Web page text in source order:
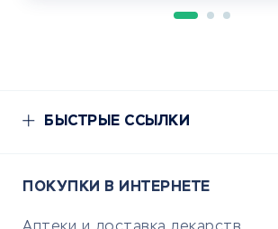
БЫСТРЫЕ ССЫЛКИ
ПОКУПКИ В ИНТЕРНЕТЕ